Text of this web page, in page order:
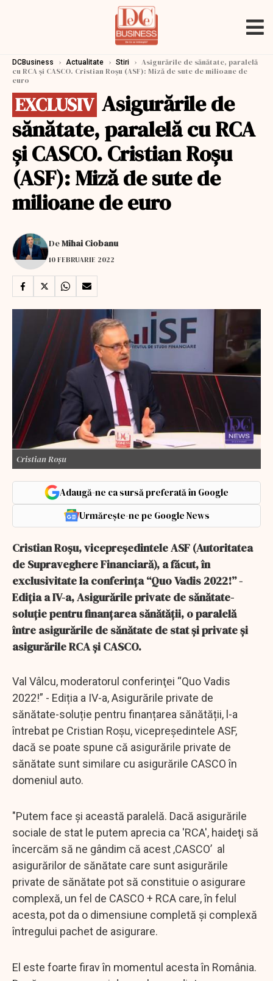
DCBusiness › Actualitate › Stiri › Asigurările de sănătate, paralelă
cu RCA şi CASCO. Cristian Roşu (ASF): Miză de sute de milioane de
euro
EXCLUSIV Asigurările de
sănătate, paralelă cu RCA
şi CASCO. Cristian Roşu
(ASF): Miză de sute de
milioane de euro
DeMihai Ciobanu
10 FEBRUARIE 2022
Cristian Roșu
Adaugă-ne ca sursă preferată în Google
Urmărește-ne pe Google News
Cristian Roşu, vicepreşedintele ASF (Autoritatea
de Supraveghere Financiară), a făcut, în
exclusivitate la conferinţa “Quo Vadis 2022!” -
Ediția a IV-a, Asigurările private de sănătate-
soluție pentru finanțarea sănătății, o paralelă
între asigurările de sănătate de stat şi private şi
asigurările RCA şi CASCO.
Val Vâlcu, moderatorul conferinţei “Quo Vadis
2022!” - Ediția a IV-a, Asigurările private de
sănătate-soluție pentru finanțarea sănătății, l-a
întrebat pe Cristian Roşu, vicepreşedintele ASF,
dacă se poate spune că asigurările private de
sănătate sunt similare cu asigurările CASCO în
domeniul auto.
"Putem face şi această paralelă. Dacă asigurările
sociale de stat le putem aprecia ca 'RCA', haideţi să
încercăm să ne gândim că acest ‚CASCO’ al
asigurărilor de sănătate care sunt asigurările
private de sănătate pot să constituie o asigurare
complexă, un fel de CASCO + RCA care, în felul
acesta, pot da o dimensiune completă şi complexă
întregului pachet de asigurare.
El este foarte firav în momentul acesta în România.